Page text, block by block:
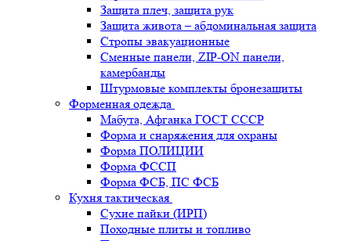
Защита плеч, защита рук
Защита живота – абдоминальная защита
Стропы эвакуационные
Сменные панели, ZIP-ON панели,
камербанды
Штурмовые комплекты бронезащиты
Форменная одежда
Мабута, Афганка ГОСТ СССР
Форма и снаряжения для охраны
Форма ПОЛИЦИИ
Форма ФССП
Форма ФСБ, ПС ФСБ
Кухня тактическая
Сухие пайки (ИРП)
Походные плиты и топливо